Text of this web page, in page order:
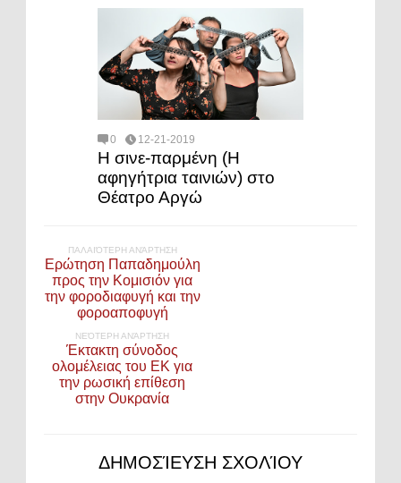
0 12-21-2019
Η σινε-παρμένη (Η
αφηγήτρια ταινιών) στο
Θέατρο Αργώ
ΠΑΛΑΙΌΤΕΡΗ ΑΝΆΡΤΗΣΗ
Ερώτηση Παπαδημούλη
προς την Κομισιόν για
την φοροδιαφυγή και την
φοροαποφυγή
ΝΕΌΤΕΡΗ ΑΝΆΡΤΗΣΗ
Έκτακτη σύνοδος
ολομέλειας του ΕΚ για
την ρωσική επίθεση
στην Ουκρανία
ΔΗΜΟΣΊΕΥΣΗ ΣΧΟΛΊΟΥ